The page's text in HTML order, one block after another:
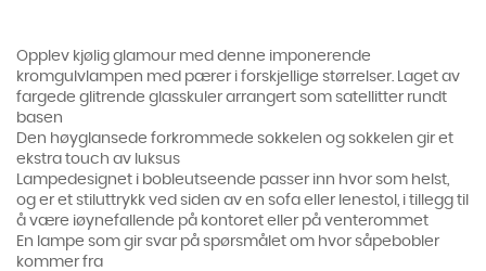
Opplev kjølig glamour med denne imponerende
kromgulvlampen med pærer i forskjellige størrelser. Laget av
fargede glitrende glasskuler arrangert som satellitter rundt
basen
Den høyglansede forkrommede sokkelen og sokkelen gir et
ekstra touch av luksus
Lampedesignet i bobleutseende passer inn hvor som helst,
og er et stiluttrykk ved siden av en sofa eller lenestol, i tillegg til
å være iøynefallende på kontoret eller på venterommet
En lampe som gir svar på spørsmålet om hvor såpebobler
kommer fra